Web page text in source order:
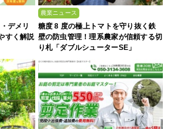
デメリ
すく解説
農業ニュース
糖度 8 度の極上トマトを守り抜く鉄
壁の防虫管理！理系農家が信頼する切
り札「ダブルシューターSE」